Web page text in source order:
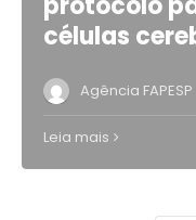
células
Agência FAPESP
Leia mais